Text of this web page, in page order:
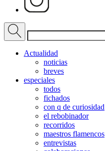
Actualidad
noticias
breves
especiales
todos
fichados
con q de curiosidad
el rebobinador
recorridos
maestros flamencos
entrevistas